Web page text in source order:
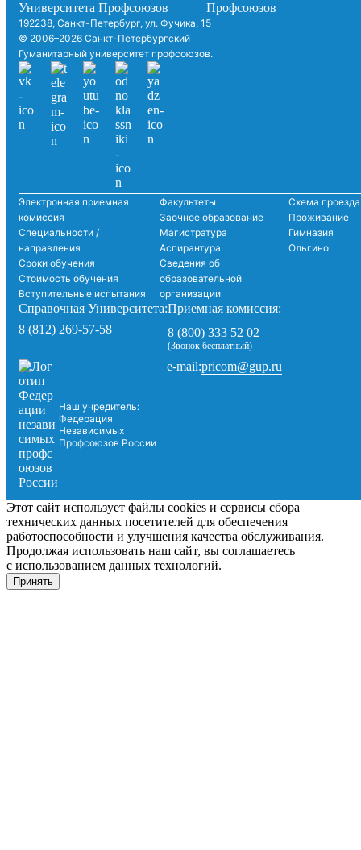
192238, Санкт-Петербург, ул. Фучика, 15
© 2006–2026 Санкт-Петербургский
Гуманитарный университет профсоюзов.
Электронная приемная
комиссия
Специальности /
направления
Сроки обучения
Стоимость обучения
Вступительные испытания
Факультеты
Заочное образование
Магистратура
Аспирантура
Сведения об
образовательной
организации
Схема проезда
Проживание
Гимназия
Ольгино
Справочная Университета:
8 (812) 269-57-58
Приемная комиссия:
8 (800) 333 52 02
(Звонок бесплатный)
Наш учредитель:
Федерация
Независимых
Профсоюзов России
e-mail:pricom@gup.ru
Этот сайт использует файлы cookies и сервисы сбора
технических данных посетителей для обеспечения
работоспособности и улучшения качества обслуживания.
Продолжая использовать наш сайт, вы соглашаетесь
с использованием данных технологий.
Принять